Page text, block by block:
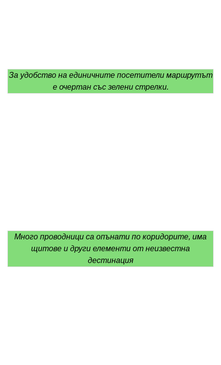
За удобство на единичните посетители маршрутът
е очертан със зелени стрелки.
Много проводници са опънати по коридорите, има
щитове и други елементи от неизвестна
дестинация